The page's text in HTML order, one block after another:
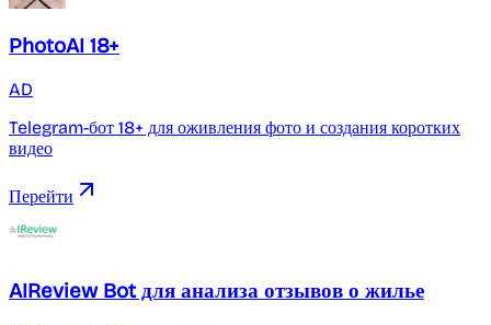
PhotoAI 18+
AD
Telegram-бот 18+ для оживления фото и создания коротких
видео
Перейти
AIReview Bot для анализа отзывов о жилье